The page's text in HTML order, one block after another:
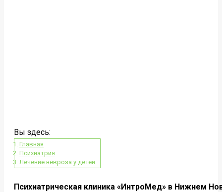
Вы здесь:
Главная
Психиатрия
Лечение невроза у детей
Психиатрическая клиника «ИнтроМед» в Нижнем